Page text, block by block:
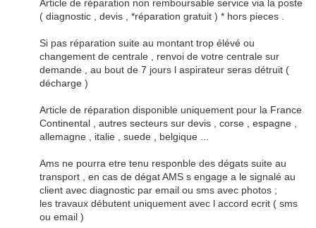
Article de réparation non remboursable service via la poste
( diagnostic , devis , *réparation gratuit ) * hors pieces .
Si pas réparation suite au montant trop élévé ou
changement de centrale , renvoi de votre centrale sur
demande , au bout de 7 jours l aspirateur seras détruit (
décharge )
Article de réparation disponible uniquement pour la France
Continental , autres secteurs sur devis , corse , espagne ,
allemagne , italie , suede , belgique ...
Ams ne pourra etre tenu responble des dégats suite au
transport , en cas de dégat AMS s engage a le signalé au
client avec diagnostic par email ou sms avec photos ;
les travaux débutent uniquement avec l accord ecrit ( sms
ou email )